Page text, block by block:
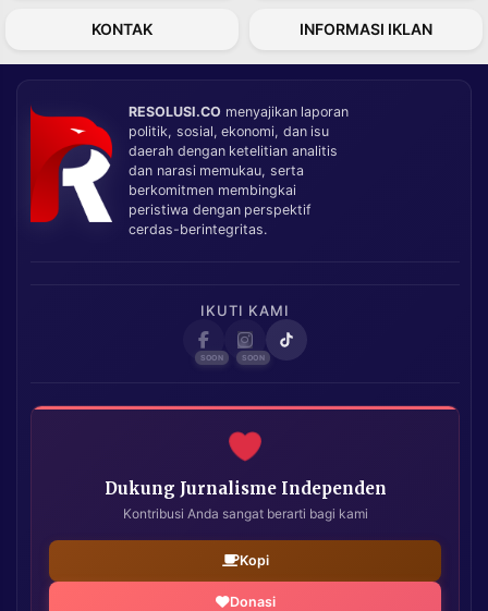
KONTAK INFORMASI IKLAN
RESOLUSI.CO menyajikan laporan
politik, sosial, ekonomi, dan isu
daerah dengan ketelitian analitis
dan narasi memukau, serta
berkomitmen membingkai
peristiwa dengan perspektif
cerdas-berintegritas.
IKUTI KAMI
Dukung Jurnalisme Independen
Kontribusi Anda sangat berarti bagi kami
Kopi
Donasi